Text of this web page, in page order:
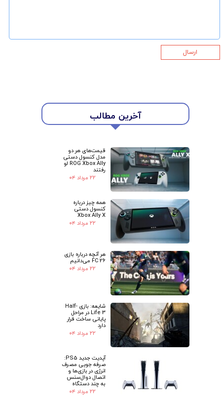
آخرین مطالب
قیمت‌های هر دو
مدل کنسول دستی
ROG Xbox Ally لو
رفتند
۲۲ مرداد ۰۴
همه چیز درباره
کنسول دستی
Xbox Ally X
۲۲ مرداد ۰۴
هر آنچه درباره بازی
FC 26 می‌دانیم
۲۲ مرداد ۰۴
شایعه: بازی Half-
Life 3 در مراحل
پایانی ساخت قرار
دارد
۲۲ مرداد ۰۴
آپدیت جدید PS5:
صرفه جویی مصرف
انرژی در بازی‌ها و
اتصال دوال‌سنس
به چند دستگاه
۲۲ مرداد ۰۴
ارسال